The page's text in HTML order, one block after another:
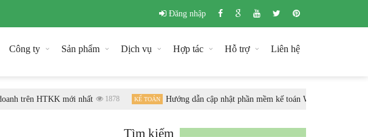
Đăng nhập
Công ty Sản phẩm Dịch vụ Hợp tác Hỗ trợ Liên hệ
trên HTKK mới nhất 1878 KẾ TOÁN Hướng dẫn cập nhật phần mềm kế toán Winta theo chuẩn
Tìm kiếm